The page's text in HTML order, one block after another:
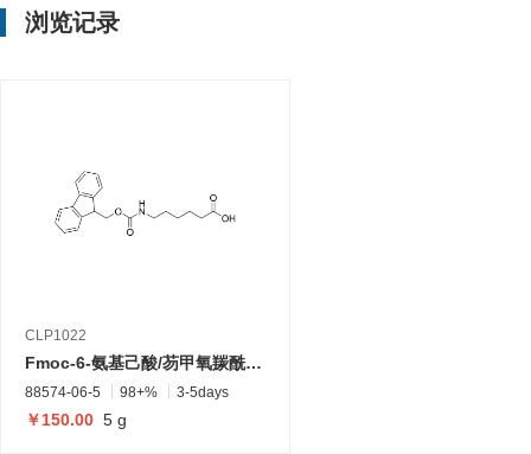
浏览记录
CLP1022
Fmoc-6-氨基己酸/芴甲氧羰酰基-6-氨基己酸
88574-06-5 98+% 3-5days
￥150.00 5 g